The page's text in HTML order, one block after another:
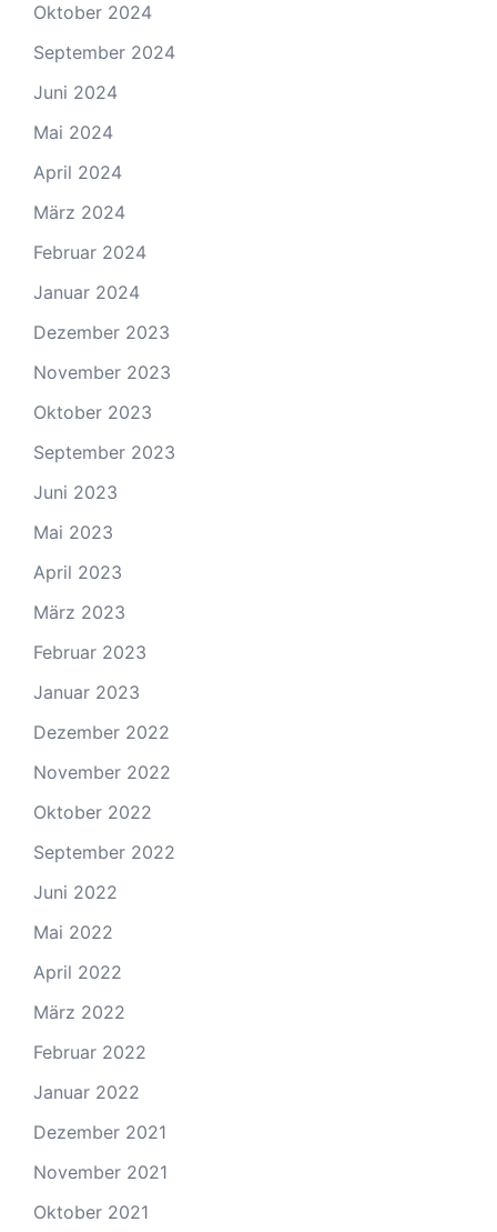
Oktober 2024
September 2024
Juni 2024
Mai 2024
April 2024
März 2024
Februar 2024
Januar 2024
Dezember 2023
November 2023
Oktober 2023
September 2023
Juni 2023
Mai 2023
April 2023
März 2023
Februar 2023
Januar 2023
Dezember 2022
November 2022
Oktober 2022
September 2022
Juni 2022
Mai 2022
April 2022
März 2022
Februar 2022
Januar 2022
Dezember 2021
November 2021
Oktober 2021